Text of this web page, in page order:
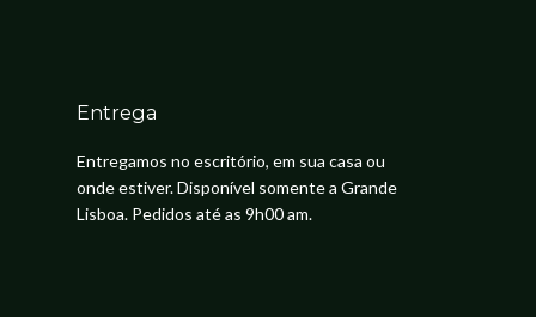
Entrega
Entregamos no escritório, em sua casa ou
onde estiver. Disponível somente a Grande
Lisboa. Pedidos até as 9h00 am.